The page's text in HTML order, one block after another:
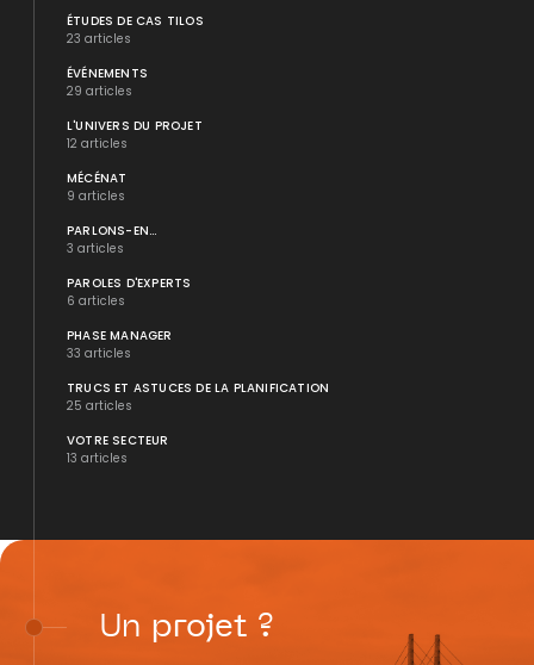
ÉTUDES DE CAS TILOS
23 articles
ÉVÉNEMENTS
29 articles
L'UNIVERS DU PROJET
12 articles
MÉCÉNAT
9 articles
PARLONS-EN...
3 articles
PAROLES D'EXPERTS
6 articles
PHASE MANAGER
33 articles
TRUCS ET ASTUCES DE LA PLANIFICATION
25 articles
VOTRE SECTEUR
13 articles
Un projet ?